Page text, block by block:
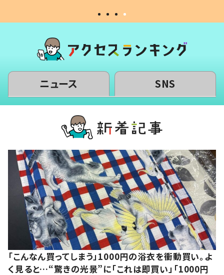
ニュース SNS
「こんなん買ってしまう」1000円の浴衣を衝動買い。よ
く見ると…“驚きの光景”に「これは即買い」「1000円